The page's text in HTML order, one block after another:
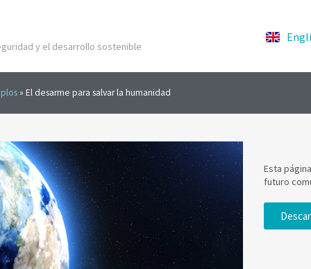
y el desarrollo sostenible
» El desarme para salvar la humanidad
Esta
futuro